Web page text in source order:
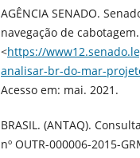
AGÊNCIA SENADO.
navegação de
<https://
analisar-br-do-mar-
Acesso em: mai. 2021.
BRASIL. (ANTAQ).
nº OUTR-000006-2015-